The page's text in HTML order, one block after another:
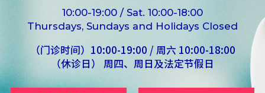
10:00-19:00 / Sat. 10:00-18:00
Thursdays, Sundays and Holidays Closed
（门诊时间）10:00-19:00 / 周六 10:00-18:00
（休诊日） 周四、周日及法定节假日